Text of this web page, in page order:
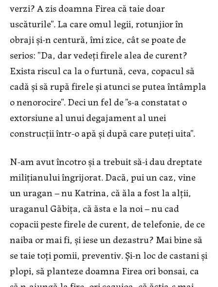
verzi? A zis doamna Firea că taie doar
uscăturile”. La care omul legii, rotunjior în
obraji și-n centură, îmi zice, cât se poate de
serios: ”Da, dar vedeți firele alea de curent?
Exista riscul ca la o furtună, ceva, copacul să
cadă și să rupă firele și atunci se putea întâmpla
o nenorocire”. Deci un fel de ”s-a constatat o
extorsiune al unui degajament al unei
construcții într-o apă și după care puteți uita”.
N-am avut încotro și a trebuit să-i dau dreptate
milițianului îngrijorat. Dacă, pui un caz, vine
un uragan – nu Katrina, că ăla a fost la alții,
uraganul Găbița, că ăsta e la noi – nu cad
copacii peste firele de curent, de telefonie, de ce
naiba or mai fi, și iese un dezastru? Mai bine să
se taie toți pomii, preventiv. Și-n loc de castani și
plopi, să planteze doamna Firea ori bonsai, ca